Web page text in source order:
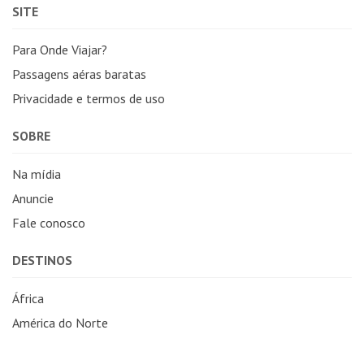
SITE
Para Onde Viajar?
Passagens aéras baratas
Privacidade e termos de uso
SOBRE
Na mídia
Anuncie
Fale conosco
DESTINOS
África
América do Norte